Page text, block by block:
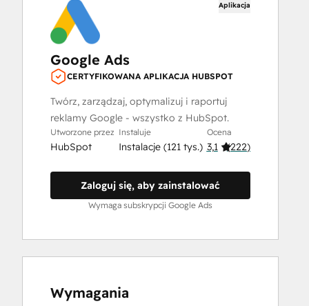
Aplikacja
Google Ads
CERTYFIKOWANA APLIKACJA HUBSPOT
Twórz, zarządzaj, optymalizuj i raportuj
reklamy Google - wszystko z HubSpot.
Utworzone przez
HubSpot
Instaluje
Instalacje (121 tys.)
Ocena
3,1 (222)
Zaloguj się, aby zainstalować
Wymaga subskrypcji Google Ads
Wymagania